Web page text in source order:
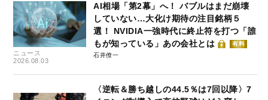
ニュース
2026.08.03
AI相場「第2幕」へ！ バブルはまだ崩壊
していない…大化け期待の注目銘柄５
選！ NVIDIA一強時代に終止符を打つ「誰
もが知っている」あの会社とは
有料
石井僚一
〈逆転＆勝ち越しの44.5％は7回以降〉7